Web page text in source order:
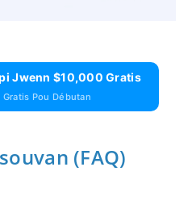
Jwenn $10,000 Gratis
Pou Débutan
(FAQ)